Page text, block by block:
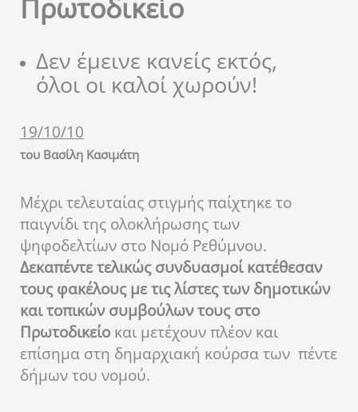
Πρωτοδικείο
Δεν έμεινε κανείς εκτός,
όλοι οι καλοί χωρούν!
19/10/10
του Βασίλη Κασιμάτη
Μέχρι τελευταίας στιγμής παίχτηκε το
παιγνίδι της ολοκλήρωσης των
ψηφοδελτίων στο Νομό Ρεθύμνου.
Δεκαπέντε τελικώς συνδυασμοί κατέθεσαν
τους φακέλους με τις λίστες των δημοτικών
και τοπικών συμβούλων τους στο
Πρωτοδικείο και μετέχουν πλέον και
επίσημα στη δημαρχιακή κούρσα των πέντε
δήμων του νομού.